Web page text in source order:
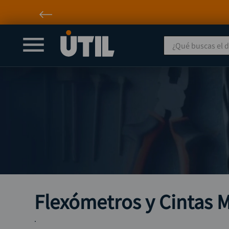
¿Qué buscas el día
Flexómetros y Cintas
.